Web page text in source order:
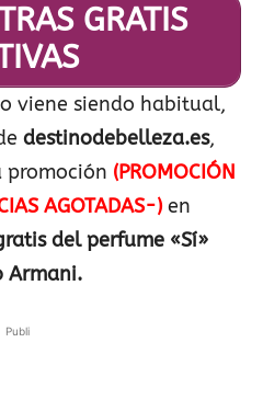
GRATIS
viene siendo habitual,
destinodebelleza.es,
promoción (PROMOCIÓN
AGOTADAS-)en
del perfume «Sí»
Armani.
Publi